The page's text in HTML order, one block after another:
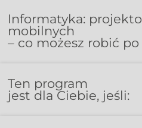
Informatyka:
mobilnych
– co możesz robić
Ten program
jest dla Ciebie, jeśli: